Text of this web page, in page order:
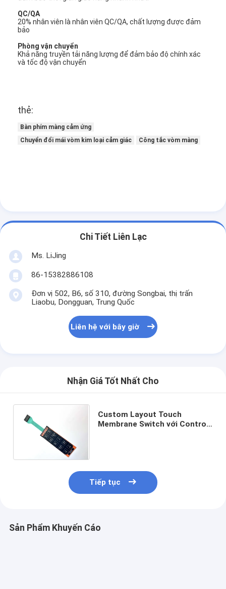
QC/QA
20% nhân viên là nhân viên QC/QA, chất lượng được đảm
bảo
Phòng vận chuyển
Khả năng truyền tải năng lượng để đảm bảo độ chính xác
và tốc độ vận chuyển
thẻ:
Bàn phím màng cảm ứng
Chuyển đổi mái vòm kim loại cảm giác
Công tắc vòm màng
Chi Tiết Liên Lạc
Ms. LiJing
86-15382886108
Đơn vị 502, B6, số 310, đường Songbai, thị trấn
Liaobu, Dongguan, Trung Quốc
Liên hệ với bây giờ
Nhận Giá Tốt Nhất Cho
Custom Layout Touch
Membrane Switch với Control
Tiếp tục
Sản Phẩm Khuyến Cáo